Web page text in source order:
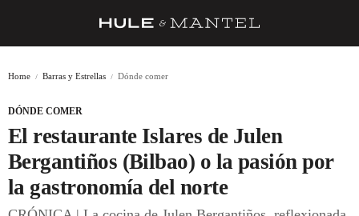
BARRAS Y ESTRELLAS
DÓNDE COMER
Home Barras y Estrellas Dónde comer
DÓNDE COMER
El restaurante Islares de Julen
Bergantiños (Bilbao) o la pasión por
la gastronomía del norte